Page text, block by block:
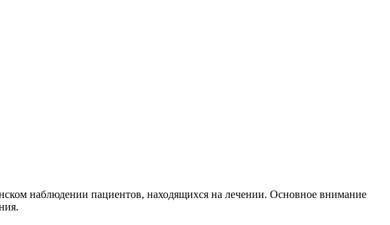
наблюдении пациентов, находящихся на лечении. Основное внимание